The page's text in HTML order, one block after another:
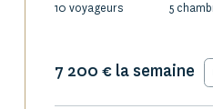
10 voyageurs 5
7 200 € la semaine